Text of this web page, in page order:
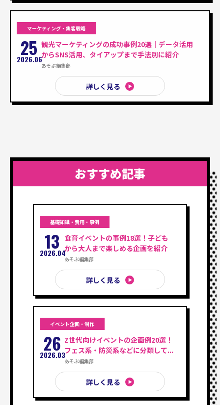
マーケティング・集客戦略
25
2026.06
観光マーケティングの成功事例20選｜データ活用
からSNS活用、タイアップまで手法別に紹介
あそぶ編集部
詳しく見る
おすすめ記事
基礎知識・費用・事例
13
2026.04
食育イベントの事例18選！子ども
から大人まで楽しめる企画を紹介
あそぶ編集部
詳しく見る
イベント企画・制作
26
2026.03
Z世代向けイベントの企画例20選！
フェス系・防災系などに分類して...
あそぶ編集部
詳しく見る